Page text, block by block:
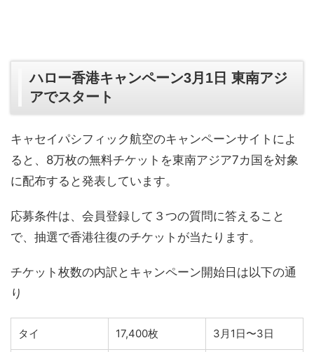
ハロー香港キャンペーン3月1日 東南アジ
アでスタート
キャセイパシフィック航空のキャンペーンサイトによ
ると、8万枚の無料チケットを東南アジア7カ国を対象
に配布すると発表しています。
応募条件は、会員登録して３つの質問に答えること
で、抽選で香港往復のチケットが当たります。
チケット枚数の内訳とキャンペーン開始日は以下の通
り
タイ 17,400枚 3月1日〜3日